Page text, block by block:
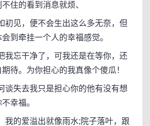
住的看到消息就烦​、
见，便不会生出这么多无奈，但
到牵挂一个人的幸福感觉。
忘干净了，可我还是在等你，还
待。为你担心的我真像个傻瓜！
失去我只是担心你的他有没有想
幸福。
的爱溢出就像雨水;院子落叶，跟